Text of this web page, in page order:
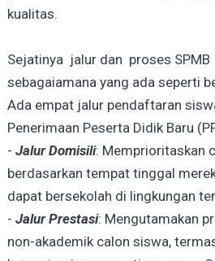
kualitas.
Sejatinya jalur dan proses
sebagaiamana yang ada seperti
Ada empat jalur pendaftaran
Penerimaan Peserta Didik Baru
- Jalur Domisili: Memprioritaskan
berdasarkan tempat tinggal
dapat bersekolah di lingkungan
- Jalur Prestasi: Mengutamakan
non-akademik calon siswa,